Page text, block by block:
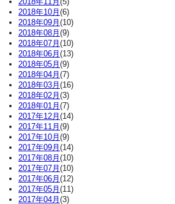
2018年10月 (6)
2018年09月 (10)
2018年08月 (9)
2018年07月 (10)
2018年06月 (13)
2018年05月 (9)
2018年04月 (7)
2018年03月 (16)
2018年02月 (3)
2018年01月 (7)
2017年12月 (14)
2017年11月 (9)
2017年10月 (9)
2017年09月 (14)
2017年08月 (10)
2017年07月 (10)
2017年06月 (12)
2017年05月 (11)
2017年04月 (3)